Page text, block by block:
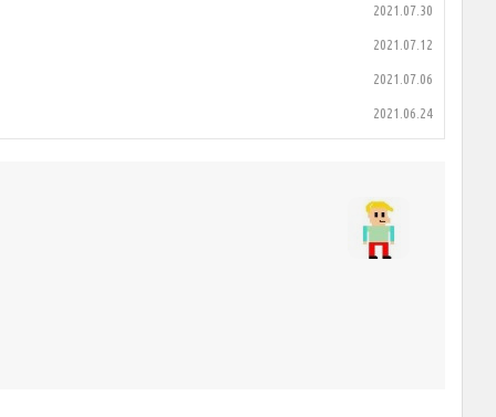
2021.07.30
2021.07.12
2021.07.06
2021.06.24